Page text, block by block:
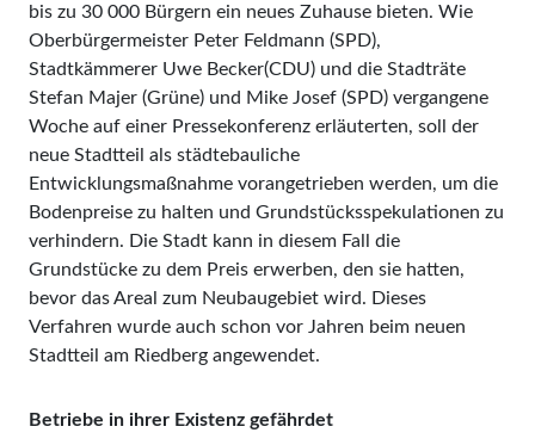
bis zu 30 000 Bürgern ein neues Zuhause bieten. Wie
Oberbürgermeister Peter Feldmann (SPD),
Stadtkämmerer Uwe Becker(CDU) und die Stadträte
Stefan Majer (Grüne) und Mike Josef (SPD) vergangene
Woche auf einer Pressekonferenz erläuterten, soll der
neue Stadtteil als städtebauliche
Entwicklungsmaßnahme vorangetrieben werden, um die
Bodenpreise zu halten und Grundstücksspekulationen zu
verhindern. Die Stadt kann in diesem Fall die
Grundstücke zu dem Preis erwerben, den sie hatten,
bevor das Areal zum Neubaugebiet wird. Dieses
Verfahren wurde auch schon vor Jahren beim neuen
Stadtteil am Riedberg angewendet.
Betriebe in ihrer Existenz gefährdet